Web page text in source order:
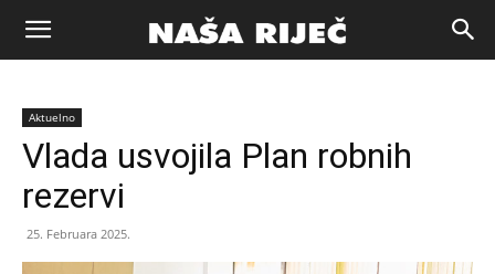
Naša
riječ
Aktuelno
Vlada usvojila Plan robnih
rezervi
25. Februara 2025.